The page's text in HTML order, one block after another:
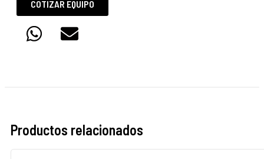
COTIZAR EQUIPO
Productos relacionados